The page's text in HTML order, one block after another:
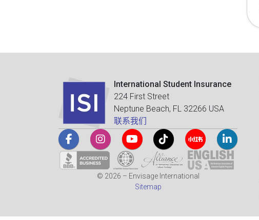
International Student Insurance
224 First Street
Neptune Beach, FL 32266 USA
联系我们
© 2026 – Envisage International
Sitemap